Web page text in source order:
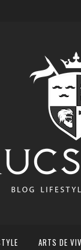
ARTS DE